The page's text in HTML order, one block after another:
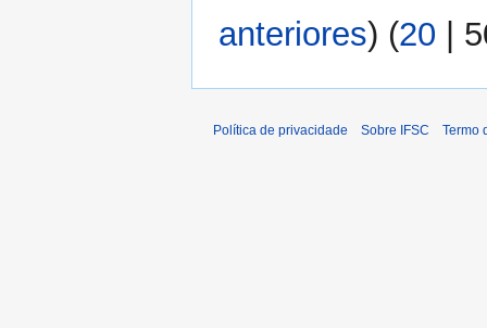
anteriores) (20
Política de privacidade Sobre IFSC Termo